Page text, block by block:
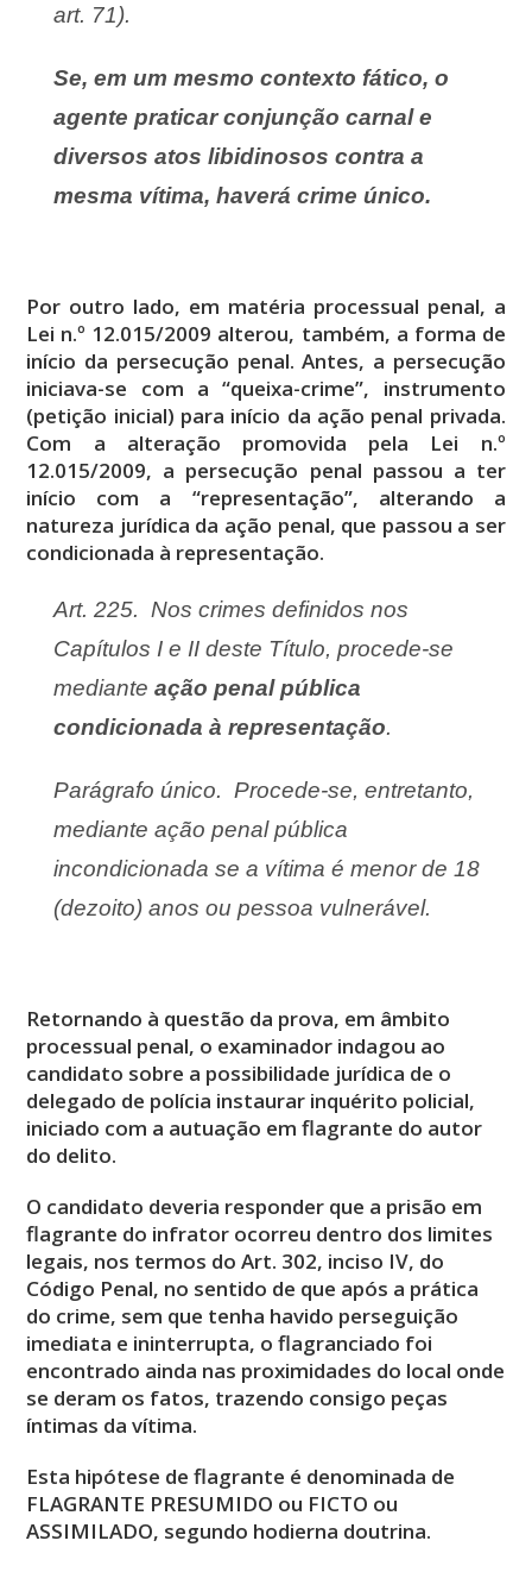
art. 71).
Se, em um mesmo contexto fático, o
agente praticar conjunção carnal e
diversos atos libidinosos contra a
mesma vítima, haverá crime único.
Por outro lado, em matéria processual penal, a
Lei n.º 12.015/2009 alterou, também, a forma de
início da persecução penal. Antes, a persecução
iniciava-se com a “queixa-crime”, instrumento
(petição inicial) para início da ação penal privada.
Com a alteração promovida pela Lei n.º
12.015/2009, a persecução penal passou a ter
início com a “representação”, alterando a
natureza jurídica da ação penal, que passou a ser
condicionada à representação.
Art. 225. Nos crimes definidos nos
Capítulos I e II deste Título, procede-se
medianteação penal pública
condicionada à representação.
Parágrafo único. Procede-se, entretanto,
mediante ação penal pública
incondicionada se a vítima é menor de 18
(dezoito) anos ou pessoa vulnerável.
Retornando à questão da prova, em âmbito
processual penal, o examinador indagou ao
candidato sobre a possibilidade jurídica de o
delegado de polícia instaurar inquérito policial,
iniciado com a autuação em flagrante do autor
do delito.
O candidato deveria responder que a prisão em
flagrante do infrator ocorreu dentro dos limites
legais, nos termos do Art. 302, inciso IV, do
Código Penal, no sentido de que após a prática
do crime, sem que tenha havido perseguição
imediata e ininterrupta, o flagranciado foi
encontrado ainda nas proximidades do local onde
se deram os fatos, trazendo consigo peças
íntimas da vítima.
Esta hipótese de flagrante é denominada de
FLAGRANTE PRESUMIDO ou FICTO ou
ASSIMILADO, segundo hodierna doutrina.